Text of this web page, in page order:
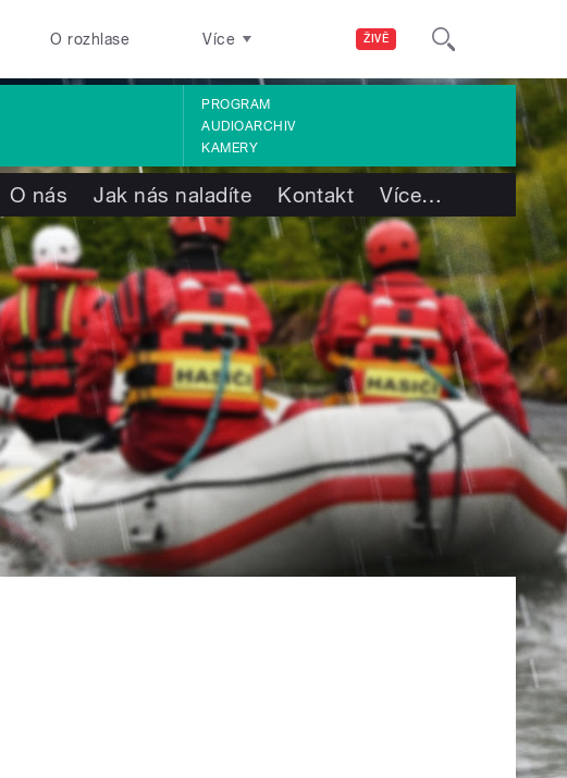
ŽIVĚ
O rozhlase Více
PROGRAM
AUDIOARCHIV
KAMERY
O nás Jak nás naladíte Kontakt Více…